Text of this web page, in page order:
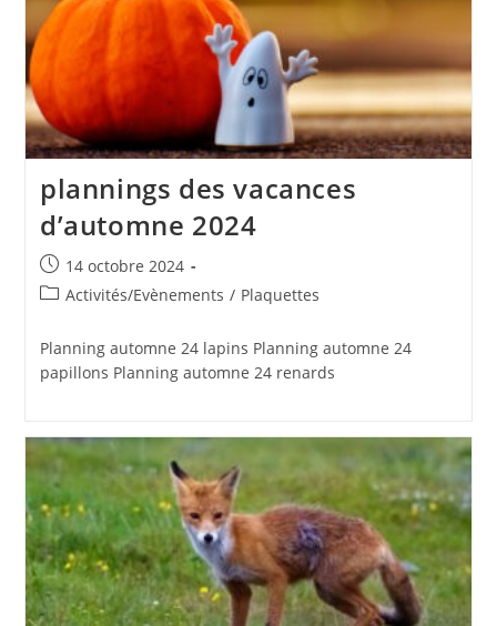
plannings des vacances
d’automne 2024
Publication
publiée :
14 octobre 2024
PostActivités/Evènements / Plaquettes
Planning automne 24 lapins Planning automne 24
papillons Planning automne 24 renards